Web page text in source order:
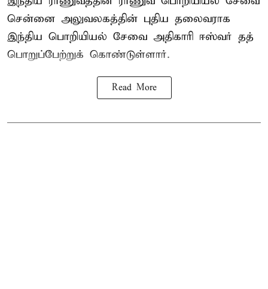
சென்னை அலுவலகத்தின் புதிய தலைவராக
இந்திய பொறியியல் சேவை அதிகாரி ஈஸ்வர் தத்
பொறுப்பேற்றுக் கொண்டுள்ளார்.
Read More